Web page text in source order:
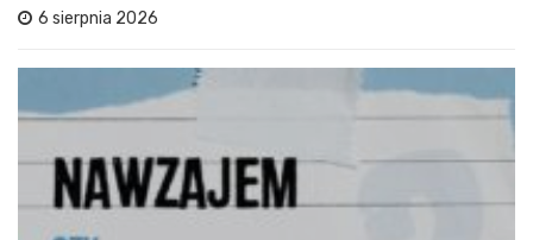
6 sierpnia 2026